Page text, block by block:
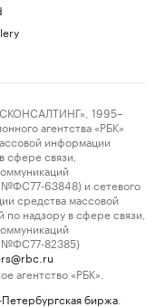
1995–
агентства «РБК»
информации
сфере связи,
63848) и сетевого
средства массовой
надзору в сфере связи,
№ФС77-82385)
агентство «РБК».
биржа